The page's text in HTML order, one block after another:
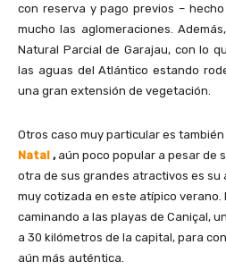
con reserva y pago previos –
mucho las aglomeraciones.
Natural Parcial de Garajau, con lo
las aguas del Atlántico estando
una gran extensión de vegetación.
Otros caso muy particular es también
Natal ,aún poco popular a pesar de
otra de sus grandes atractivos es su
muy cotizada en este atípico verano.
caminando a las playas de Caniçal,
a 30 kilómetros de la capital, para
aún más auténtica.